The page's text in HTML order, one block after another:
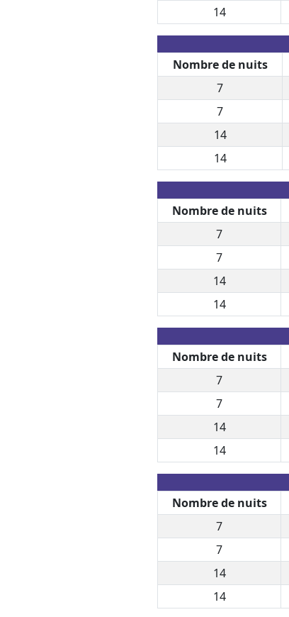
14
Nombre de nuits
7
7
14
14
Nombre de nuits
7
7
14
14
Nombre de nuits
7
7
14
14
Nombre de nuits
7
7
14
14